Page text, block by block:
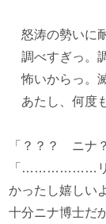
怒涛の勢いに
調べすぎっ。
怖いからっ。
あたし、何度
「？？？ ニナ
「………………リ
かったし嬉しい
十分ニナ博士だ